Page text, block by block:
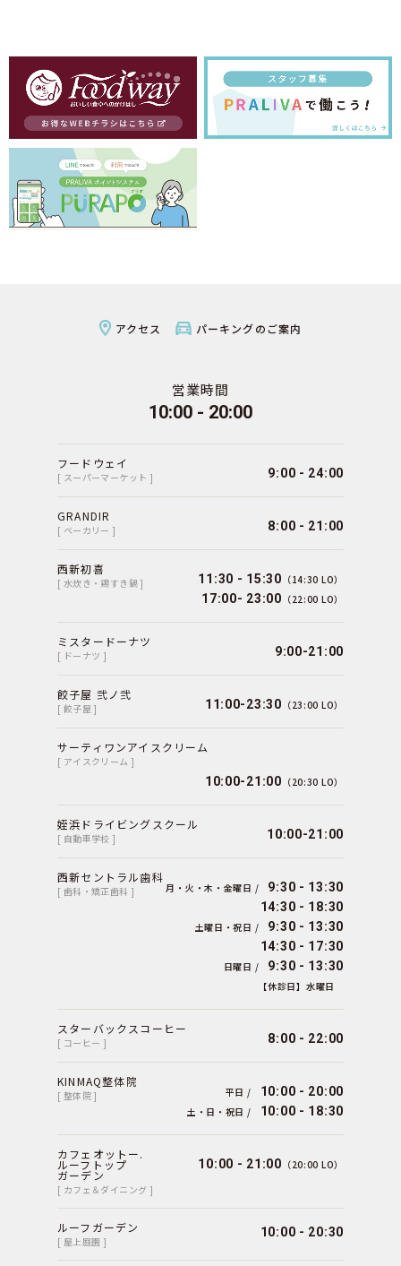
アクセス パーキングのご案内
営業時間
10:00 - 20:00
フードウェイ
[ スーパーマーケット ] 9:00 - 24:00
GRANDIR
[ ベーカリー ] 8:00 - 21:00
西新初喜
[ 水炊き・鶏すき鍋 ] 11:30 - 15:30 （14:30 LO）
17:00- 23:00 （22:00 LO）
ミスタードーナツ
[ ドーナツ ] 9:00-21:00
餃子屋 弐ノ弐
[ 餃子屋 ] 11:00-23:30 （23:00 LO）
サーティワンアイスクリーム
[ アイスクリーム ]
10:00-21:00 （20:30 LO）
姪浜ドライビングスクール
[ 自動車学校 ] 10:00-21:00
西新セントラル歯科
[ 歯科・矯正歯科 ] 月・火・木・金曜日 /
9:30 - 13:30
14:30 - 18:30
土曜日・祝日 /
9:30 - 13:30
14:30 - 17:30
日曜日 / 9:30 - 13:30
【休診日】水曜日
スターバックスコーヒー
[ コーヒー ] 8:00 - 22:00
KINMAQ整体院
[ 整体院 ] 平日 / 10:00 - 20:00
土・日・祝日 / 10:00 - 18:30
カフェオットー.
ルーフトップ
ガーデン
[ カフェ＆ダイニング ]
10:00 - 21:00 （20:00 LO）
ルーフガーデン
[ 屋上庭園 ]
10:00 - 20:30